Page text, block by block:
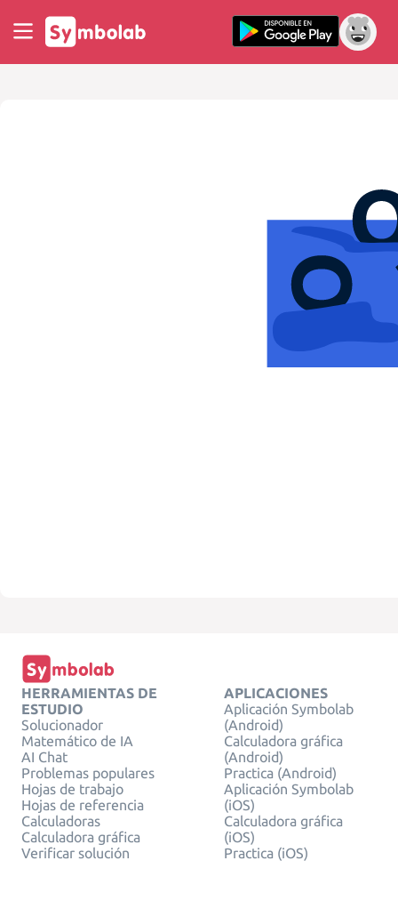
HERRAMIENTAS DE
ESTUDIO
Solucionador
Matemático de IA
AI Chat
Problemas populares
Hojas de trabajo
Hojas de referencia
Calculadoras
Calculadora gráfica
Verificar solución
APLICACIONES
Aplicación Symbolab
(Android)
Calculadora gráfica
(Android)
Practica (Android)
Aplicación Symbolab
(iOS)
Calculadora gráfica
(iOS)
Practica (iOS)